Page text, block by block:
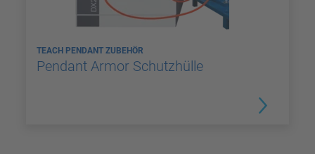
TEACH PENDANT ZUBEHÖR
Pendant Armor Schutzhülle